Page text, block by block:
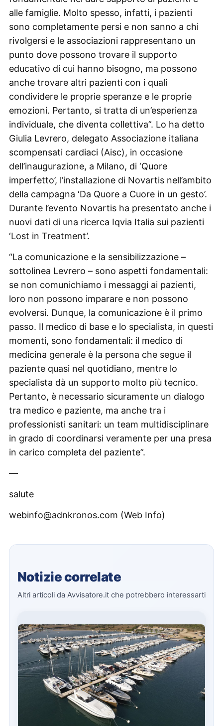
alle famiglie. Molto spesso, infatti, i pazienti
sono completamente persi e non sanno a chi
rivolgersi e le associazioni rappresentano un
punto dove possono trovare il supporto
educativo di cui hanno bisogno, ma possono
anche trovare altri pazienti con i quali
condividere le proprie speranze e le proprie
emozioni. Pertanto, si tratta di un’esperienza
individuale, che diventa collettiva”. Lo ha detto
Giulia Levrero, delegato Associazione italiana
scompensati cardiaci (Aisc), in occasione
dell’inaugurazione, a Milano, di ‘Quore
imperfetto’, l’installazione di Novartis nell’ambito
della campagna ‘Da Quore a Cuore in un gesto’.
Durante l’evento Novartis ha presentato anche i
nuovi dati di una ricerca Iqvia Italia sui pazienti
‘Lost in Treatment’.
“La comunicazione e la sensibilizzazione –
sottolinea Levrero – sono aspetti fondamentali:
se non comunichiamo i messaggi ai pazienti,
loro non possono imparare e non possono
evolversi. Dunque, la comunicazione è il primo
passo. Il medico di base e lo specialista, in questi
momenti, sono fondamentali: il medico di
medicina generale è la persona che segue il
paziente quasi nel quotidiano, mentre lo
specialista dà un supporto molto più tecnico.
Pertanto, è necessario sicuramente un dialogo
tra medico e paziente, ma anche tra i
professionisti sanitari: un team multidisciplinare
in grado di coordinarsi veramente per una presa
in carico completa del paziente”.
—
salute
webinfo@adnkronos.com (Web Info)
Notizie correlate
Altri articoli da Avvisatore.it che potrebbero interessarti